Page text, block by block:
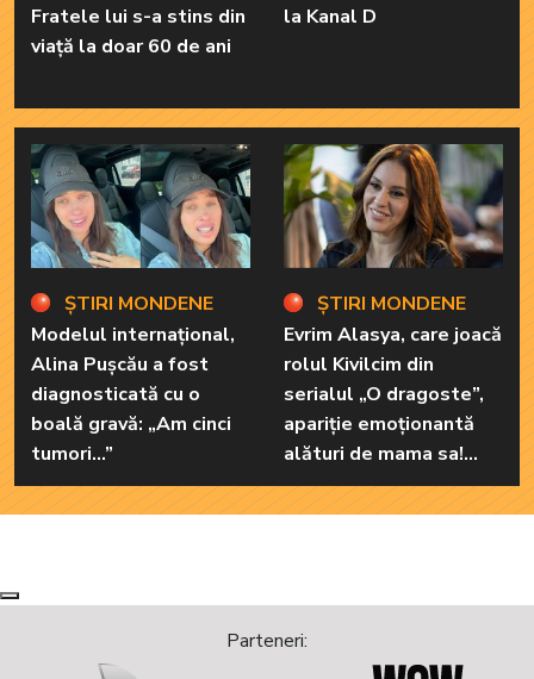
Fratele lui s-a stins din
viață la doar 60 de ani
ȘTIRI MONDENE
Modelul internațional,
Alina Pușcău a fost
diagnosticată cu o
boală gravă: „Am cinci
tumori...”
la Kanal D
ȘTIRI MONDENE
Evrim Alasya, care joacă
rolul Kivilcim din
serialul „O dragoste”,
apariție emoționantă
alături de mama sa!
Iată cum arată cea mai
importantă persoană
Next
Previous
Parteneri: